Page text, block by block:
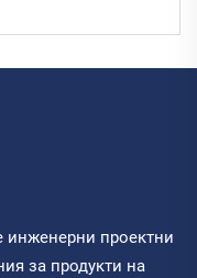
инженерни проектни
за продукти на